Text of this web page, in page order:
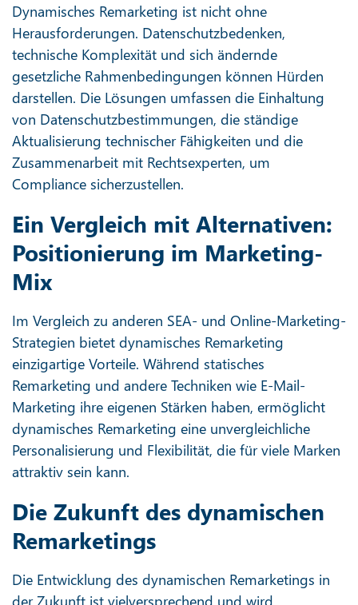
Dynamisches Remarketing ist nicht ohne
Herausforderungen. Datenschutzbedenken,
technische Komplexität und sich ändernde
gesetzliche Rahmenbedingungen können Hürden
darstellen. Die Lösungen umfassen die Einhaltung
von Datenschutzbestimmungen, die ständige
Aktualisierung technischer Fähigkeiten und die
Zusammenarbeit mit Rechtsexperten, um
Compliance sicherzustellen.
Ein Vergleich mit Alternativen:
Positionierung im Marketing-
Mix
Im Vergleich zu anderen SEA- und Online-Marketing-
Strategien bietet dynamisches Remarketing
einzigartige Vorteile. Während statisches
Remarketing und andere Techniken wie E-Mail-
Marketing ihre eigenen Stärken haben, ermöglicht
dynamisches Remarketing eine unvergleichliche
Personalisierung und Flexibilität, die für viele Marken
attraktiv sein kann.
Die Zukunft des dynamischen
Remarketings
Die Entwicklung des dynamischen Remarketings in
der Zukunft ist vielversprechend und wird